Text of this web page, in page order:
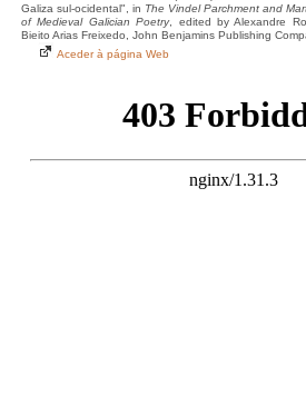
Galiza sul-ocidental", in The Vindel Parchment and
of Medieval Galician Poetry, edited by Alexandre
Bieito Arias Freixedo, John Benjamins Publishing
Aceder à página Web